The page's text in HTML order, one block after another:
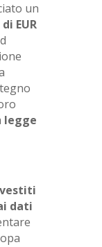
un
EUR
legge
dati